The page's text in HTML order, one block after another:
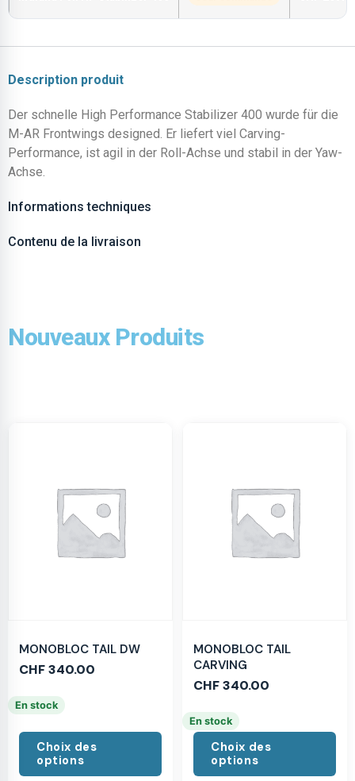
Description produit
Der schnelle High Performance Stabilizer 400 wurde für die
M-AR Frontwings designed. Er liefert viel Carving-
Performance, ist agil in der Roll-Achse und stabil in der Yaw-
Achse.
Informations techniques
Contenu de la livraison
Nouveaux Produits
MONOBLOC TAIL DW
CHF340.00
En stock
Choix des
options
MONOBLOC TAIL
CARVING
CHF340.00
En stock
Choix des
options